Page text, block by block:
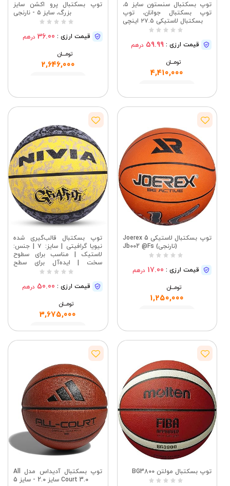
توپ بسکتبال سنستون سایز ۵،
توپ بسکتبال جوانان، توپ
بسکتبال لاستیکی ۲۷.۵ اینچی
قیمت ارزی : 59.99 درهم
تومــــــان
4,410,000
توپ بسکتبال پرو اکشن سایز
بزرگ، سایز ۵ - نارنجی
قیمت ارزی : 36.00 درهم
تومــــــان
2,646,000
توپ بسکتبال لاستیکی Joerex 5
(نارنجی) Jb002 @Fs
قیمت ارزی : 17.00 درهم
تومــــــان
1,250,000
توپ بسکتبال قالب‌گیری شده
نیویا گرافیتی | سایز: ۷ | جنس:
لاستیک | مناسب برای سطوح
سخت | ایده‌آل برای سطح
متوسط، تمرینی، مسابقه | دوخت
قیمت ارزی : 50.00 درهم
تومــــــان
3,675,000
مشاهده
توپ بسکتبال مولتن BG3800
توپ بسکتبال آدیداس مدل All
Court 3.0 سایز 2.0 - سایز 5